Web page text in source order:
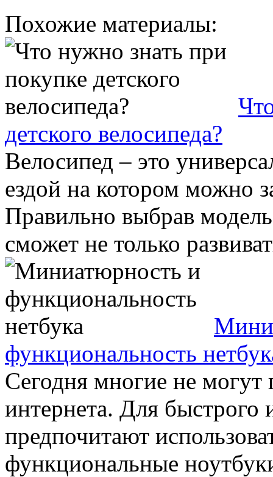
Похожие материалы:
детского велосипеда?
Велосипед – это
ездой на котором можно
Правильно выбрав
сможет не только
функциональность
Сегодня многие не могут
интернета. Для быстрого
предпочитают
функциональные